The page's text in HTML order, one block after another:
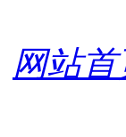
网站首